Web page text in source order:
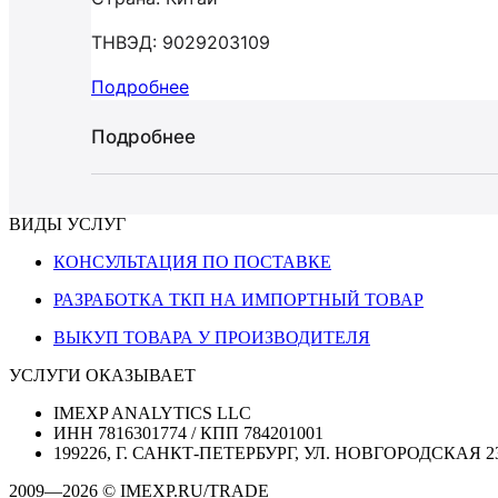
ТНВЭД: 9029203109
Подробнее
Подробнее
ВИДЫ УСЛУГ
КОНСУЛЬТАЦИЯ ПО ПОСТАВКЕ
РАЗРАБОТКА ТКП НА ИМПОРТНЫЙ ТОВАР
ВЫКУП ТОВАРА У ПРОИЗВОДИТЕЛЯ
УСЛУГИ ОКАЗЫВАЕТ
IMEXP ANALYTICS LLC
ИНН 7816301774 / КПП 784201001
199226, Г. САНКТ-ПЕТЕРБУРГ, УЛ. НОВГОРОДСКАЯ
2009—2026 © IMEXP.RU/TRADE